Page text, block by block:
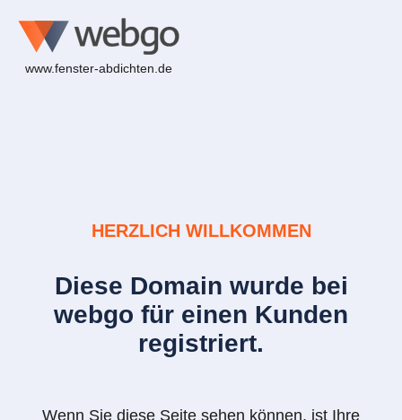
www.fenster-abdichten.de
HERZLICH WILLKOMMEN
Diese Domain wurde bei
webgo für einen Kunden
registriert.
Wenn Sie diese Seite sehen können, ist Ihre